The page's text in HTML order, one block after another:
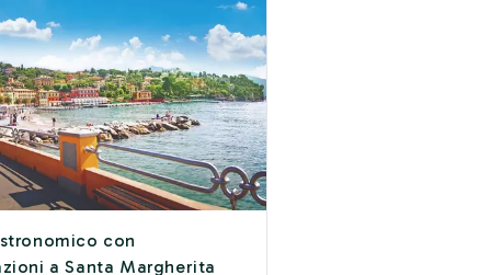
con
a Santa Margherita